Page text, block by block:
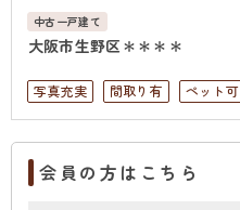
中古一戸建て
大阪市生野区＊＊＊＊
写真充実 間取り有
ペット可
4LDK以上
上下水道完備
会員の方はこちら